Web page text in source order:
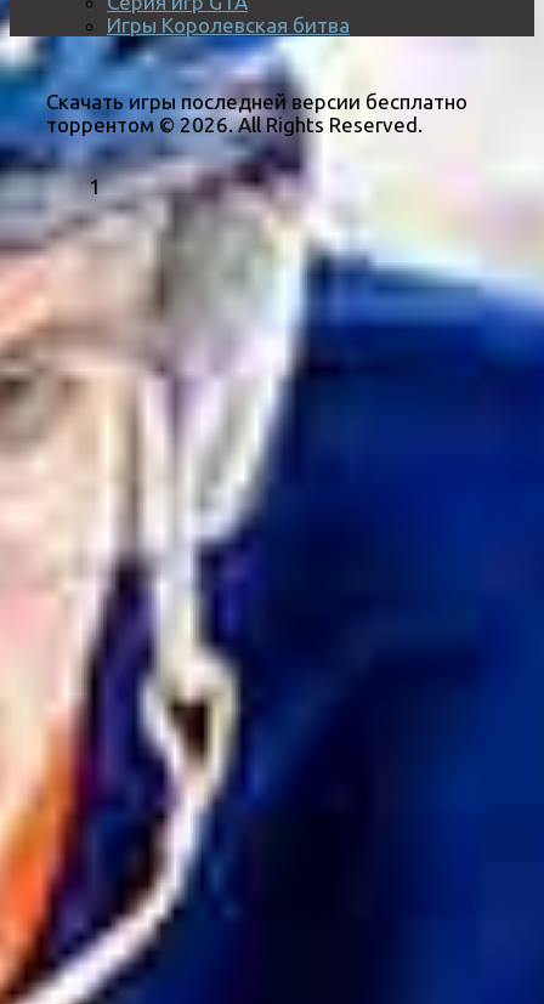
Игры Королевская битва
Скачать игры последней версии бесплатно
торрентом © 2026. All Rights Reserved.
1